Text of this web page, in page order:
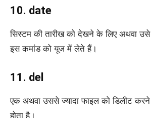
10. date
सिस्टम की तारीख को देखने के लिए अथवा
इस कमांड को यूज में लेते हैं।
11. del
एक अथवा उससे ज्यादा फाइल को डिलीट
होता है।